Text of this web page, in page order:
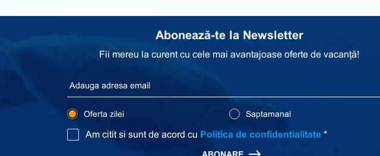
Abonează-te la Newsletter
Fii mereu la curent cu cele mai avantajoase oferte de vacanță!
Oferta zilei Saptamanal
Am citit si sunt de acord cu Politica de confidentialitate *